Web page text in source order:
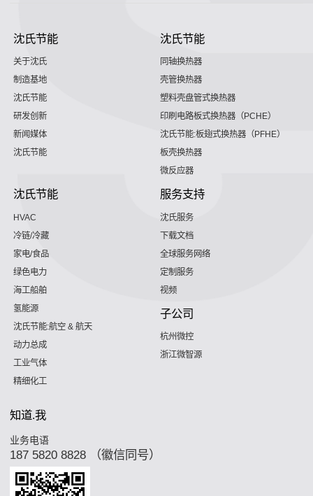
沈氏节能
关于沈氏
制造基地
沈氏节能
研发创新
新闻媒体
沈氏节能
沈氏节能
同轴换热器
壳管换热器
塑料壳盘管式换热器
印刷电路板式换热器（PCHE）
沈氏节能:板翅式换热器（PFHE）
板壳换热器
微反应器
沈氏节能
HVAC
冷链/冷藏
家电/食品
绿色电力
海工船舶
氢能源
沈氏节能:航空 & 航天
动力总成
工业气体
精细化工
服务支持
沈氏服务
下载文档
全球服务网络
定制服务
视频
子公司
杭州微控
浙江微智源
知道.我
业务电语
187 5820 8828 （徽信同号）